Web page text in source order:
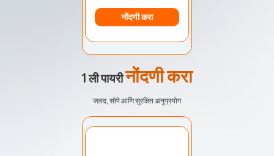
नोंदणी करा
1 ली पायरीनोंदणी करा
जलद, सोपे आणि सुरक्षित अनुप्रयोग